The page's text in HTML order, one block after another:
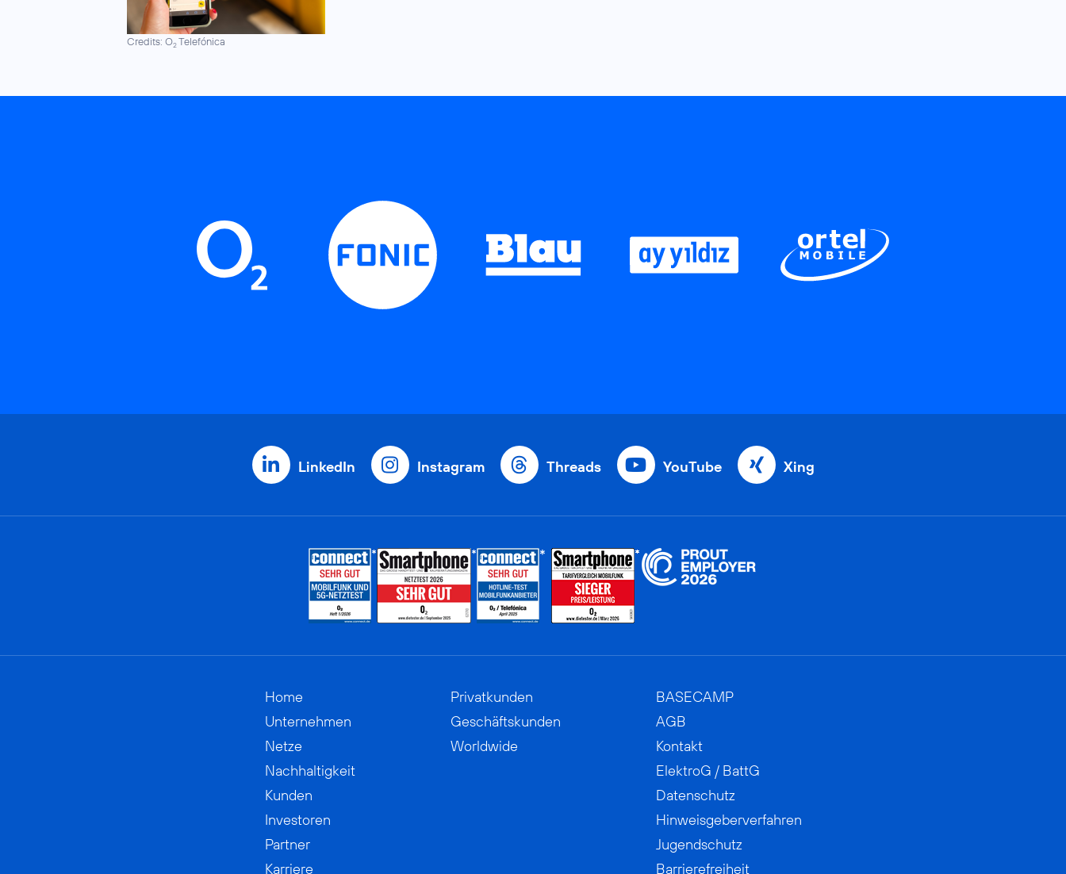
Credits: O2Telefónica
LinkedIn Instagram Threads YouTube Xing
Home
Unternehmen
Netze
Nachhaltigkeit
Kunden
Investoren
Partner
Karriere
Privatkunden
Geschäftskunden
Worldwide
BASECAMP
AGB
Kontakt
ElektroG / BattG
Datenschutz
Hinweisgeberverfahren
Jugendschutz
Barrierefreiheit